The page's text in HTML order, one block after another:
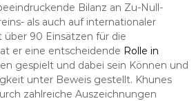
Bilanz an Zu-Null-
als auch auf internationaler
über 90 Einsätzen für die
er eine entscheidende Rolle in
gespielt und dabei sein Können und
unter Beweis gestellt. Khunes
zahlreiche Auszeichnungen